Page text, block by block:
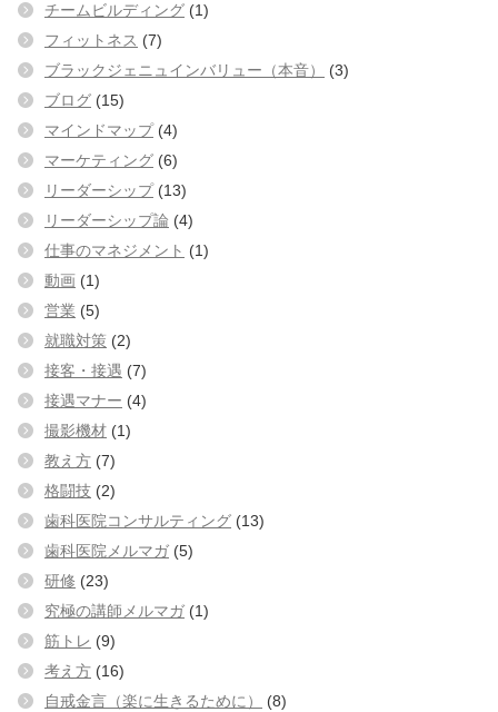
チームビルディング (1)
フィットネス (7)
ブラックジェニュインバリュー（本音）
(3)
ブログ (15)
マインドマップ(4)
マーケティング (6)
リーダーシップ(13)
リーダーシップ論 (4)
仕事のマネジメント (1)
動画 (1)
営業 (5)
就職対策 (2)
接客・接遇 (7)
接遇マナー (4)
撮影機材 (1)
教え方 (7)
格闘技 (2)
歯科医院コンサルティング (13)
歯科医院メルマガ (5)
研修 (23)
究極の講師メルマガ (1)
筋トレ (9)
考え方 (16)
自戒金言（楽に生きるために）
(8)